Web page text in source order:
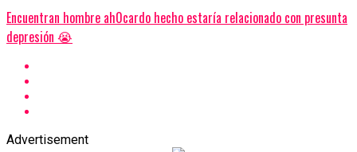
Encuentran hombre ah0cardo hecho estaría relacionado con presunta
depresión 😭
Advertisement